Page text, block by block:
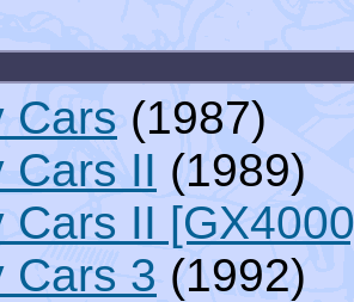
Cars (1987)
Cars II (1989)
Cars II
Cars 3 (1992)